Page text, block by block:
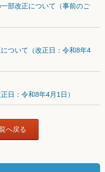
部改正について（事前のご
ついて（改正日：令和8年4
日：令和8年4月1日）
へ戻る